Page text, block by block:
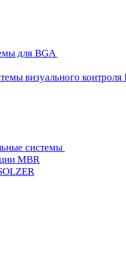
для BGA
визуального контроля
системы
MBR